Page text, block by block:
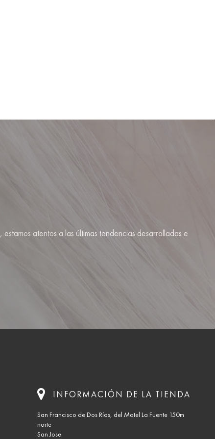
atentos a las últimas tendencias desarrolladas e
INFORMACIÓN DE LA TIENDA
San Francisco de Dos Ríos, del Motel La Fuente 150m
norte
San Jose